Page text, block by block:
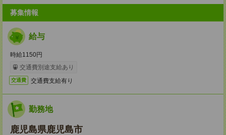
募集情報
給与
時給1150円
交通費別途支給あり
交通費 交通費支給有り
勤務地
鹿児島県鹿児島市